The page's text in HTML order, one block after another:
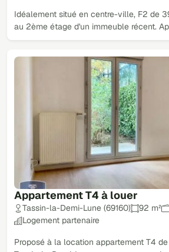
Idéalement situé en centre-ville, F2 de
au 2ème étage d'un immeuble récent.
Appartement T4 à louer
Tassin-la-Demi-Lune (69160) 92 m²
Logement partenaire
Proposé à la location appartement T4